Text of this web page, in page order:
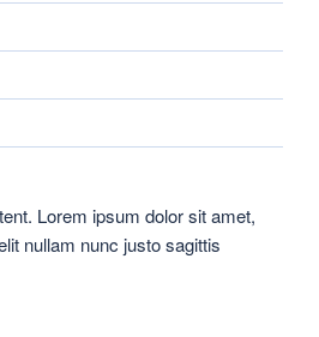
Lorem ipsum dolor sit amet,
nullam nunc justo sagittis